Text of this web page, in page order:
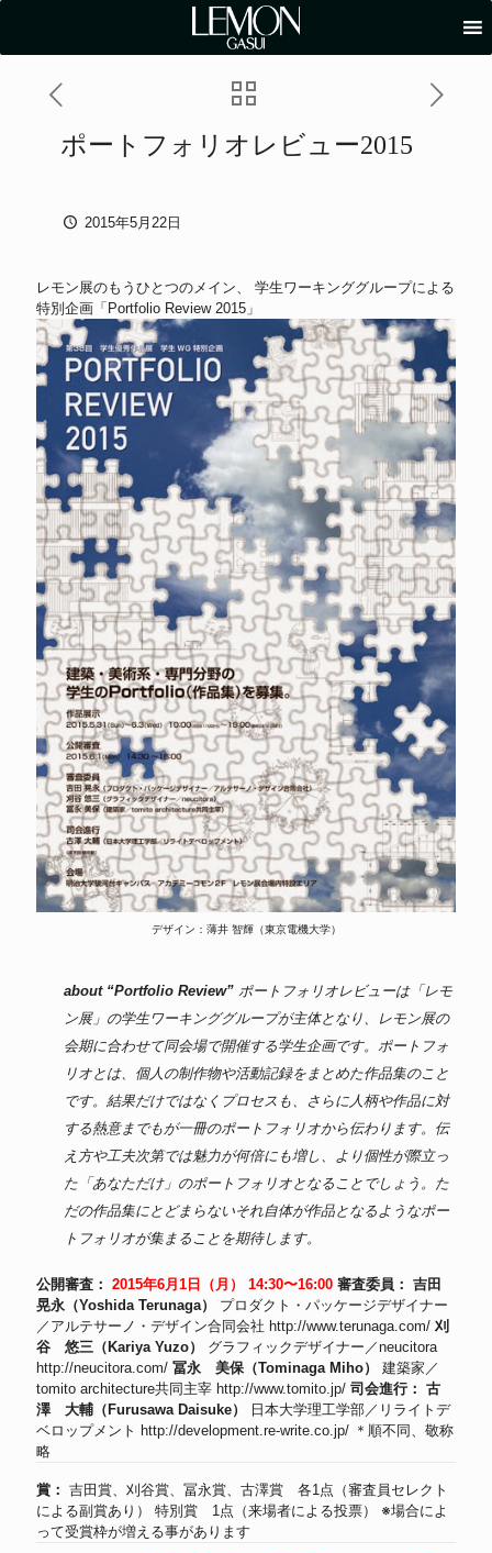
ポートフォリオレビュー2015
2015年5月22日
レモン展のもうひとつのメイン、 学生ワーキンググループによる
特別企画「Portfolio Review 2015」
デザイン：薄井 智輝（東京電機大学）
about “Portfolio Review” ポートフォリオレビューは「レモ
ン展」の学生ワーキンググループが主体となり、レモン展の
会期に合わせて同会場で開催する学生企画です。ポートフォ
リオとは、個人の制作物や活動記録をまとめた作品集のこと
です。結果だけではなくプロセスも、さらに人柄や作品に対
する熱意までもが一冊のポートフォリオから伝わります。伝
え方や工夫次第では魅力が何倍にも増し、より個性が際立っ
た「あなただけ」のポートフォリオとなることでしょう。た
だの作品集にとどまらないそれ自体が作品となるようなポー
トフォリオが集まることを期待します。
公開審査： 2015年6月1日（月） 14:30〜16:00 審査委員： 吉田
晃永（Yoshida Terunaga）
プロダクト・パッケージデザイナー
／アルテサーノ・デザイン合同会社 http://www.terunaga.com/ 刈
谷 悠三（Kariya Yuzo）
グラフィックデザイナー／neucitora
http://neucitora.com/ 冨永 美保（Tominaga Miho）
建築家／
tomito architecture共同主宰 http://www.tomito.jp/ 司会進行： 古
澤 大輔（Furusawa Daisuke）
日本大学理工学部／リライトデ
ベロップメント http://development.re-write.co.jp/ ＊順不同、敬称
略
賞： 吉田賞、刈谷賞、冨永賞、古澤賞 各1点（審査員セレクト
による副賞あり） 特別賞 1点（来場者による投票） ※場合によ
って受賞枠が増える事があります